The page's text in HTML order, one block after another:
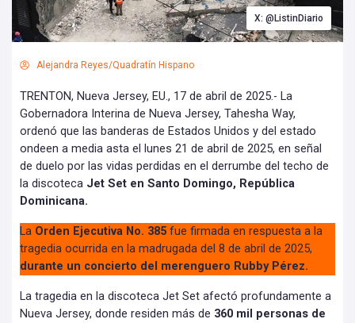
X: @ListinDiario
Alejandra Reyes/Quadratín Hispano
TRENTON, Nueva Jersey, EU., 17 de abril de 2025.- La
Gobernadora Interina de Nueva Jersey, Tahesha Way,
ordenó que las banderas de Estados Unidos y del estado
ondeen a media asta el lunes 21 de abril de 2025, en señal
de duelo por las vidas perdidas en el derrumbe del techo de
la discoteca Jet Set en Santo Domingo, República
Dominicana.
La Orden Ejecutiva No. 385 fue firmada en respuesta a la
tragedia ocurrida en la madrugada del 8 de abril de 2025,
durante un concierto del merenguero Rubby Pérez.
La tragedia en la discoteca Jet Set afectó profundamente a
Nueva Jersey, donde residen más de 360 mil personas de